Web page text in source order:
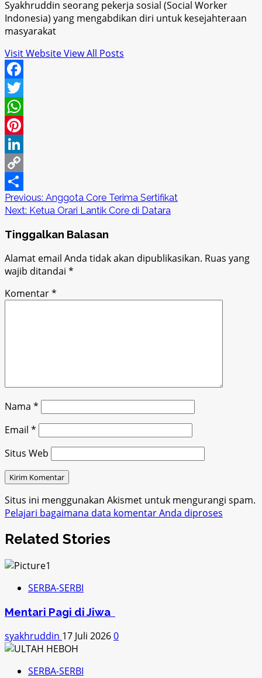
Syakhruddin seorang pekerja sosial (Social Worker
Indonesia) yang mengabdikan diri untuk kesejahteraan
masyarakat
Visit WebsiteView All Posts
Facebook
Twitter
WhatsApp
Pinterest
LinkedIn
Copy
Link
Share
Post
navigation
Previous: Anggota Core Terima Sertifikat
Next: Ketua Orari Lantik Core di Datara
Tinggalkan Balasan
Alamat email Anda tidak akan dipublikasikan. Ruas yang
wajib ditandai *
Komentar*
Nama *
Email *
Situs Web
Situs ini menggunakan Akismet untuk mengurangi spam.
Pelajari bagaimana data komentar Anda diproses
Related Stories
SERBA-SERBI
Mentari Pagi di Jiwa
syakhruddin 17 Juli 20260
SERBA-SERBI